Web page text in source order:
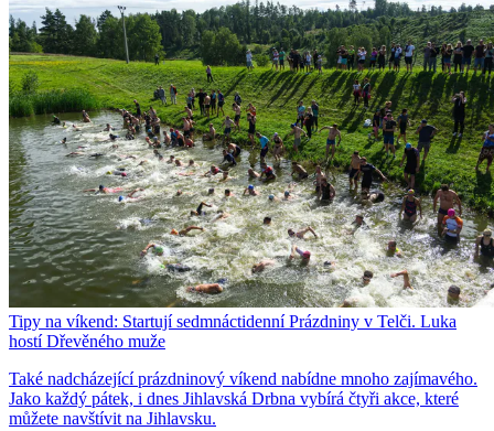
Tipy na víkend: Startují sedmnáctidenní Prázdniny v Telči. Luka
hostí Dřevěného muže
Také nadcházející prázdninový víkend nabídne mnoho zajímavého.
Jako každý pátek, i dnes Jihlavská Drbna vybírá čtyři akce, které
můžete navštívit na Jihlavsku.